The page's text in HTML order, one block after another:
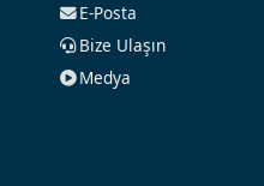
E-Posta
Bize Ulaşın
Medya